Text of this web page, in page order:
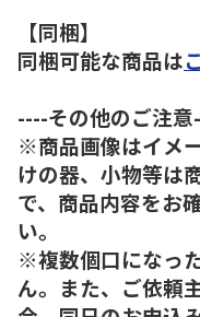
【同梱】
同梱可能な商品は
----その他のご注
※商品画像はイメ
けの器、小物等は
で、商品内容をお
い。
※複数個口になっ
ん。また、ご依頼